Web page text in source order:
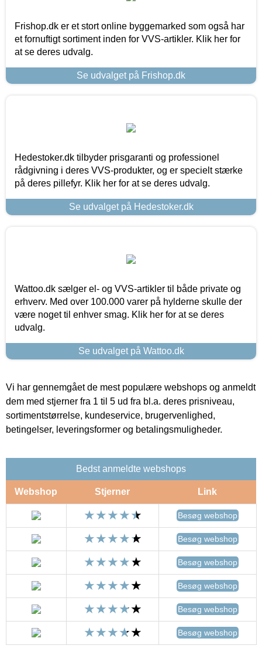
Frishop.dk er et stort online byggemarked som også har
et fornuftigt sortiment inden for VVS-artikler. Klik her for
at se deres udvalg.
Se udvalget på Frishop.dk
Hedestoker.dk tilbyder prisgaranti og professionel
rådgivning i deres VVS-produkter, og er specielt stærke
på deres pillefyr. Klik her for at se deres udvalg.
Se udvalget på Hedestoker.dk
Wattoo.dk sælger el- og VVS-artikler til både private og
erhverv. Med over 100.000 varer på hylderne skulle der
være noget til enhver smag. Klik her for at se deres
udvalg.
Se udvalget på Wattoo.dk
Vi har gennemgået de mest populære webshops og anmeldt
dem med stjerner fra 1 til 5 ud fra bl.a. deres prisniveau,
sortimentstørrelse, kundeservice, brugervenlighed,
betingelser, leveringsformer og betalingsmuligheder.
Bedst anmeldte webshops
Webshop Stjerner Link
Besøg webshop
Besøg webshop
Besøg webshop
Besøg webshop
Besøg webshop
Besøg webshop